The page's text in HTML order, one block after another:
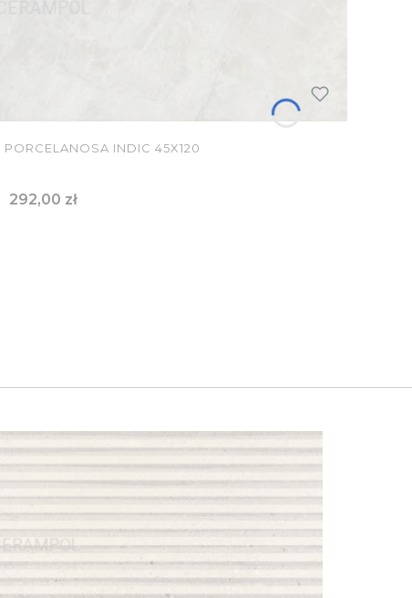
PORCELANOSA INDIC 45X120
Cena
292,00 zł